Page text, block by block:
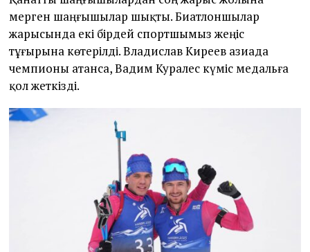
мерген шаңғышылар шықты. Биатлоншылар
жарысында екі бірдей спортшымыз жеңіс
тұғырына көтерілді. Владислав Киреев азиада
чемпионы атанса, Вадим Куралес күміс медальға
қол жеткізді.